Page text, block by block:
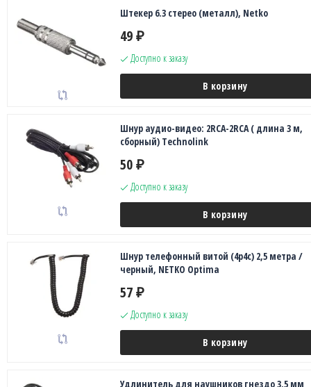
Штекер 6.3 стерео (металл), Netko
49 ₽
Доступно к заказу
В корзину
Шнур аудио-видео: 2RCA-2RCA ( длина 3 м,
сборный) Technolink
50 ₽
Доступно к заказу
В корзину
Шнур телефонный витой (4р4с) 2,5 метра /
черный, NETKO Optima
57 ₽
Доступно к заказу
В корзину
Удлинитель для наушников гнездо 3.5 мм